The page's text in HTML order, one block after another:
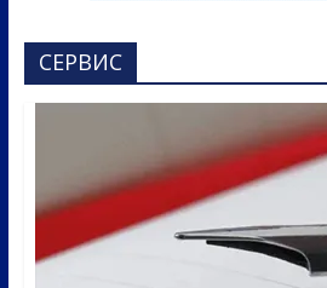
СЕРВИС